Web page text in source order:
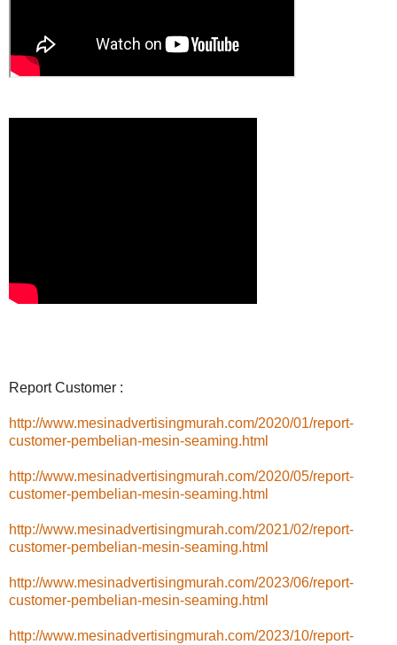
Report Customer :
http://www.mesinadvertisingmurah.com/2020/01/report-
customer-pembelian-mesin-seaming.html
http://www.mesinadvertisingmurah.com/2020/05/report-
customer-pembelian-mesin-seaming.html
http://www.mesinadvertisingmurah.com/2021/02/report-
customer-pembelian-mesin-seaming.html
http://www.mesinadvertisingmurah.com/2023/06/report-
customer-pembelian-mesin-seaming.html
http://www.mesinadvertisingmurah.com/2023/10/report-